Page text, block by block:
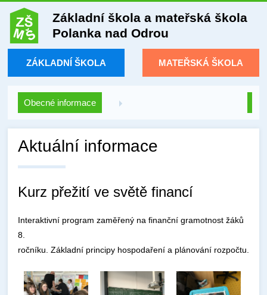
Základní škola a mateřská škola
Polanka nad Odrou
ZÁKLADNÍ ŠKOLA MATEŘSKÁ ŠKOLA
Obecné informace
Aktuální informace
Kurz přežití ve světě financí
Interaktivní program zaměřený na finanční gramotnost žáků
8.
ročníku. Základní principy hospodaření a plánování rozpočtu.